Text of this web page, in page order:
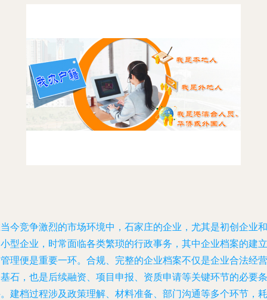
今竞争激烈的市场环境中，石家庄的企业，尤其是初创企业和
型企业，时常面临各类繁琐的行政事务，其中企业档案的建立
理便是重要一环。合规、完整的企业档案不仅是企业合法经营
石，也是后续融资、项目申报、资质申请等关键环节的必要条
建档过程涉及政策理解、材料准备、部门沟通等多个环节，耗